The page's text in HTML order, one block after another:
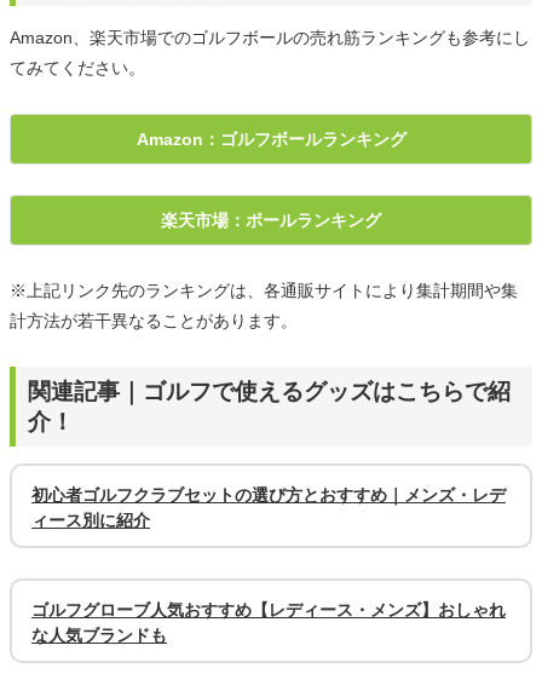
Amazon、楽天市場でのゴルフボールの売れ筋ランキングも参考にし
てみてください。
Amazon：ゴルフボールランキング
楽天市場：ボールランキング
※上記リンク先のランキングは、各通販サイトにより集計期間や集
計方法が若干異なることがあります。
関連記事｜ゴルフで使えるグッズはこちらで紹
介！
初心者ゴルフクラブセットの選び方とおすすめ｜メンズ・レデ
ィース別に紹介
ゴルフグローブ人気おすすめ【レディース・メンズ】おしゃれ
な人気ブランドも